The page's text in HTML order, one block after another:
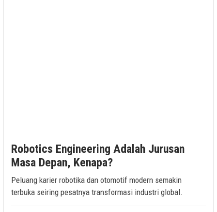
Robotics Engineering Adalah Jurusan
Masa Depan, Kenapa?
Peluang karier robotika dan otomotif modern semakin
terbuka seiring pesatnya transformasi industri global.